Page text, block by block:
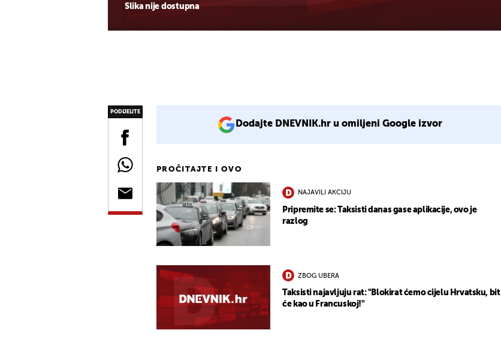
Slika nije dostupna
PODIJELITE
Dodajte DNEVNIK.hr u omiljeni Google izvor
PROČITAJTE I OVO
NAJAVILI AKCIJU
Pripremite se: Taksisti danas gase aplikacije, ovo je
razlog
ZBOG UBERA
Taksisti najavljuju rat: "Blokirat ćemo cijelu Hrvatsku, bit
će kao u Francuskoj!"